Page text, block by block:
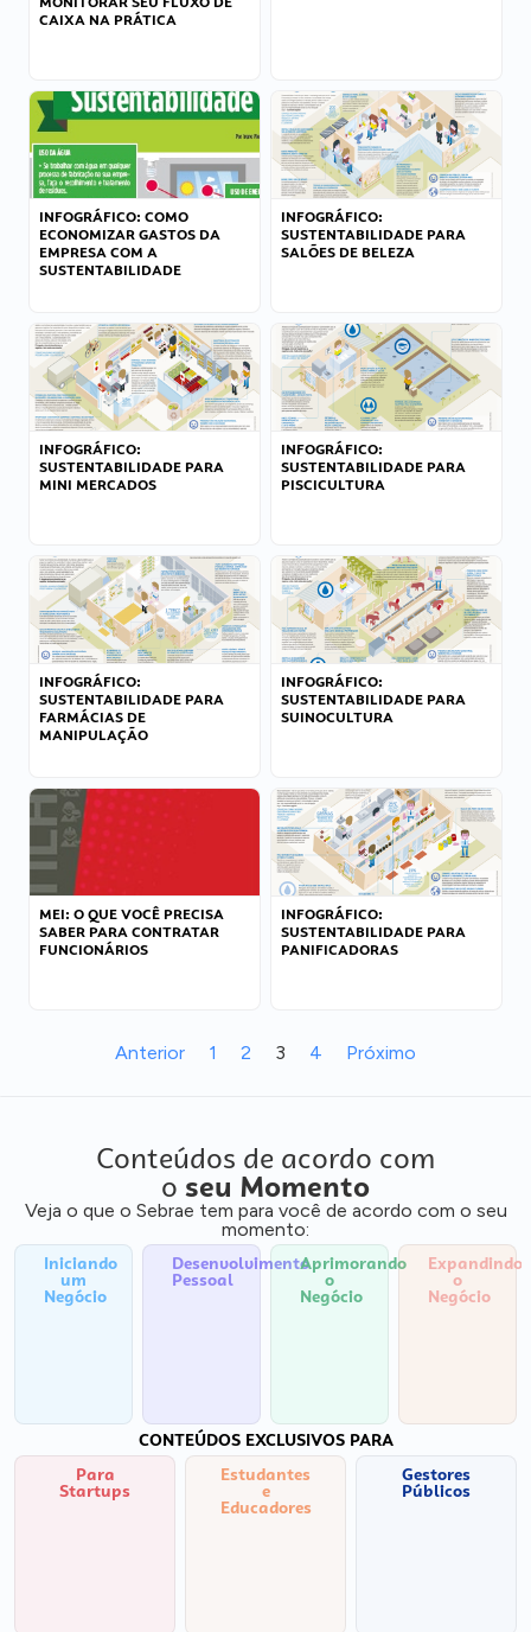
CAIXA NA PRÁTICA
INFOGRÁFICO: COMO
ECONOMIZAR GASTOS DA
EMPRESA COM A
SUSTENTABILIDADE
INFOGRÁFICO:
SUSTENTABILIDADE PARA
SALÕES DE BELEZA
INFOGRÁFICO:
SUSTENTABILIDADE PARA
MINI MERCADOS
INFOGRÁFICO:
SUSTENTABILIDADE PARA
PISCICULTURA
INFOGRÁFICO:
SUSTENTABILIDADE PARA
FARMÁCIAS DE
MANIPULAÇÃO
INFOGRÁFICO:
SUSTENTABILIDADE PARA
SUINOCULTURA
MEI: O QUE VOCÊ PRECISA
SABER PARA CONTRATAR
FUNCIONÁRIOS
INFOGRÁFICO:
SUSTENTABILIDADE PARA
PANIFICADORAS
Anterior 1 2 3 4 Próximo
Conteúdos de acordo com
o seu Momento
Veja o que o Sebrae tem para você de acordo com o seu
momento:
Iniciando
um
Negócio
Desenvolvimento
Pessoal
Aprimorando
o
Negócio
Expandindo
o
Negócio
CONTEÚDOS EXCLUSIVOS PARA
Para
Startups
Estudantes
e
Educadores
Gestores
Públicos